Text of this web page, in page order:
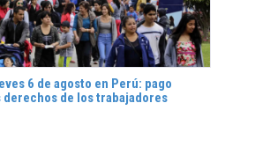
6 de agosto en Perú: pago
derechos de los trabajadores